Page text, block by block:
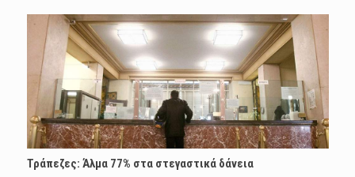
Τράπεζες: Άλμα 77% στα στεγαστικά δάνεια